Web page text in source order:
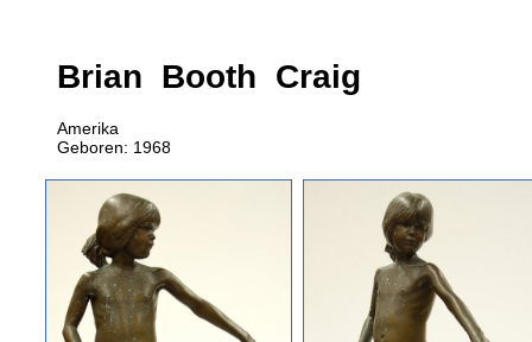
Brian Booth Craig
Amerika
Geboren: 1968